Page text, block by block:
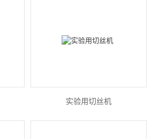
实验用切丝机